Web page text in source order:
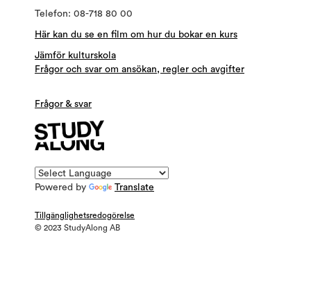
Telefon: 08-718 80 00
Här kan du se en film om hur du bokar en kurs
Jämför kulturskola
Frågor och svar om ansökan, regler och avgifter
Frågor & svar
Powered by Translate
Tillgänglighetsredogörelse
© 2023 StudyAlong AB